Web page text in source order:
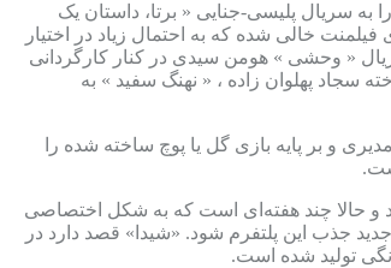
به سریال پلیسی-جنایی « برتا، داستان یک
فیلمنت خالی شده که به احتمال زیاد در اختیار
سریال « وحشی » هومن سیدی در کنار کارگردانی
سجاد پهلوان زاده ، « نهنگ سفید » به
و بر پایه بازی گل یا پوچ ساخته شده را
و حالا چند هفته‌ای است که به شکل اختصاصی
این سریال در مدت زمان کوتاهی توانست نظر مخاطبان را جلب کند به نوعی که موجب شد تا 100 هزار اشتراک جدید جذب این پلتفرم شود. «شیدا» قصد دارد در
تولید شده است.